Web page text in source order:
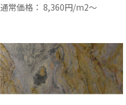
通常価格： 8,360円/m2〜